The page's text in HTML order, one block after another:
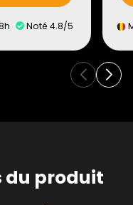
Noté 4.8/5
du produit